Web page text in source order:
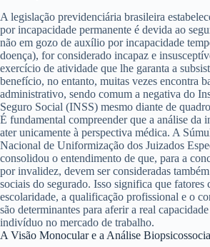
A legislação previdenciária brasileira
por incapacidade permanente é devida ao
não em gozo de auxílio por incapacidade
doença), for considerado incapaz e
exercício de atividade que lhe garanta a
benefício, no entanto, muitas vezes encontra
administrativo, sendo comum a negativa do
Seguro Social (INSS) mesmo diante de
É fundamental compreender que a análise da
ater unicamente à perspectiva médica. A
Nacional de Uniformização dos Juizados
consolidou o entendimento de que, para a
por invalidez, devem ser consideradas
sociais do segurado. Isso significa que fatores
escolaridade, a qualificação profissional e o
são determinantes para aferir a real
indivíduo no mercado de trabalho.
A Visão Monocular e a Análise